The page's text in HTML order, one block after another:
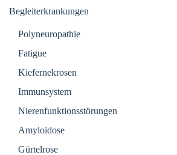
Begleiterkrankungen
Polyneuropathie
Fatigue
Kiefernekrosen
Immunsystem
Nierenfunktionsstörungen
Amyloidose
Gürtelrose